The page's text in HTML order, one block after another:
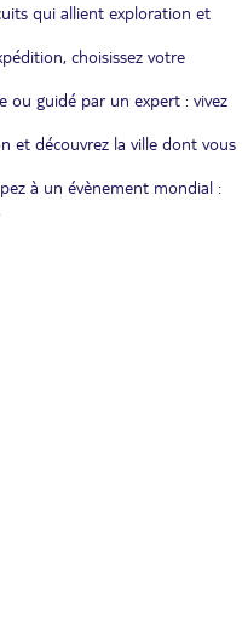
qui allient exploration et
choisissez votre
ou guidé par un expert : vivez
et découvrez la ville dont vous
à un évènement mondial :